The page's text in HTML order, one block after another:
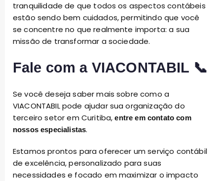
tranquilidade de que todos os aspectos contábeis
estão sendo bem cuidados, permitindo que você
se concentre no que realmente importa: a sua
missão de transformar a sociedade.
Fale com a VIACONTABIL 📞
Se você deseja saber mais sobre como a
VIACONTABIL pode ajudar sua organização do
terceiro setor em Curitiba,entre em contato com
nossos especialistas.
Estamos prontos para oferecer um serviço contábil
de excelência, personalizado para suas
necessidades e focado em maximizar o impacto